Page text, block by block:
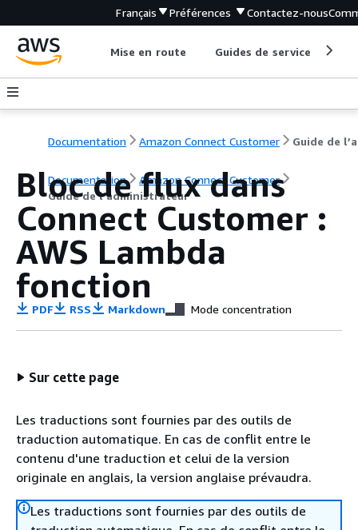
Français Préférences Contactez-nous
Mise en route Guides de service
Documentation Amazon Connect Customer
Documentation
Amazon Connect Customer
Guide de l’administrateur
Bloc de flux dans
Connect Customer :
AWS Lambda
fonction
PDF RSS Markdown Mode concentration
Sur cette page
Les traductions sont fournies par des outils de
traduction automatique. En cas de conflit entre le
contenu d'une traduction et celui de la version
originale en anglais, la version anglaise prévaudra.
Les traductions sont fournies par des outils de